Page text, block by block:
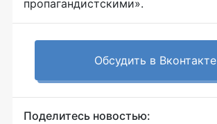
пропагандистскими».
Обсудить в Вконтакте
Поделитесь новостью: